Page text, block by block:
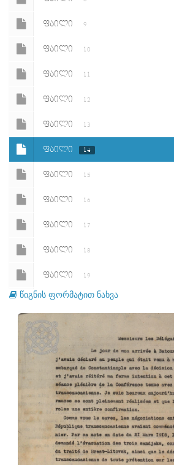
ᲤᲐᲘᲚᲘ 9
ᲤᲐᲘᲚᲘ 10
ᲤᲐᲘᲚᲘ 11
ᲤᲐᲘᲚᲘ 12
ᲤᲐᲘᲚᲘ 13
ᲤᲐᲘᲚᲘ 14
ᲤᲐᲘᲚᲘ 15
ᲤᲐᲘᲚᲘ 16
ᲤᲐᲘᲚᲘ 17
ᲤᲐᲘᲚᲘ 18
ᲤᲐᲘᲚᲘ 19
ᲤᲐᲘᲚᲘ 20
წიგნის ფორმატით ნახვა